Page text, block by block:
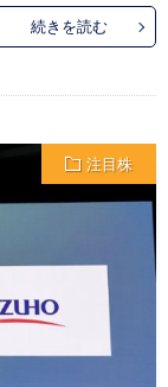
続きを読む
注目株